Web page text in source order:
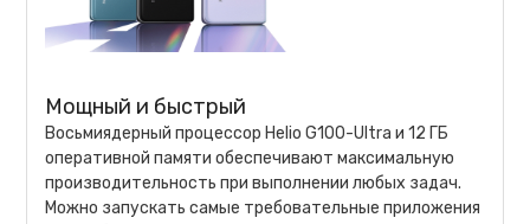
Мощный и быстрый
Восьмиядерный процессор Helio G100-Ultra и 12 ГБ
оперативной памяти обеспечивают максимальную
производительность при выполнении любых задач.
Можно запускать самые требовательные приложения